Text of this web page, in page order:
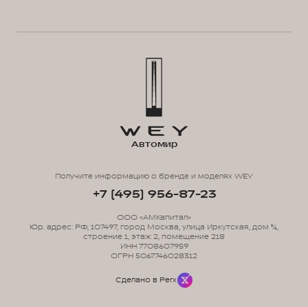
Автомир
Получите информацию о бренде и моделях WEY
+7 (495) 956-87-23
ООО «АМКапитал»
Юр. адрес: РФ, 107497, город Москва, улица Иркутская, дом 5/6,
строение 1, этаж 2, помещение 218
ИНН 7708607959
ОГРН 5067746028312
Сделано в Perx